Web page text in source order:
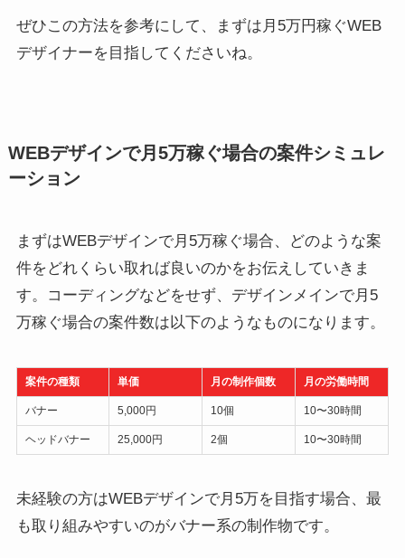
ぜひこの方法を参考にして、まずは月5万円稼ぐWEB
デザイナーを目指してくださいね。
WEBデザインで月5万稼ぐ場合の案件シミュレ
ーション
まずはWEBデザインで月5万稼ぐ場合、どのような案
件をどれくらい取れば良いのかをお伝えしていきま
す。コーディングなどをせず、デザインメインで月5
万稼ぐ場合の案件数は以下のようなものになります。
案件の種類 単価 月の制作個数 月の労働時間
バナー 5,000円 10個 10〜30時間
ヘッドバナー 25,000円 2個 10〜30時間
未経験の方はWEBデザインで月5万を目指す場合、最
も取り組みやすいのがバナー系の制作物です。